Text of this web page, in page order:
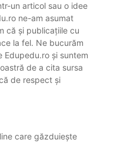
un articol sau o idee
ne-am asumat
că și publicațiile cu
la fel. Ne bucurăm
și suntem
de a cita sursa
de respect și
care găzduiește